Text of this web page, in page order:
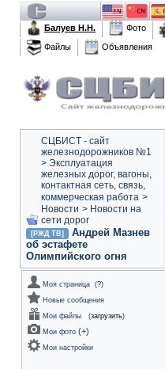
Балуев Н.Н.
Фото
Файлы
Объявления
СЦБИСТ - сайт
железнодорожников №1
> Эксплуатация
железных дорог, вагоны,
контактная сеть, связь,
коммерческая работа >
Новости > Новости на
сети дорог
[РЖД ТВ]
Андрей Мазнев
об эстафете
Олимпийского огня
Моя страница (?)
Новые сообщения
Мои файлы
(загрузить)
Мои фото (+)
Мои настройки